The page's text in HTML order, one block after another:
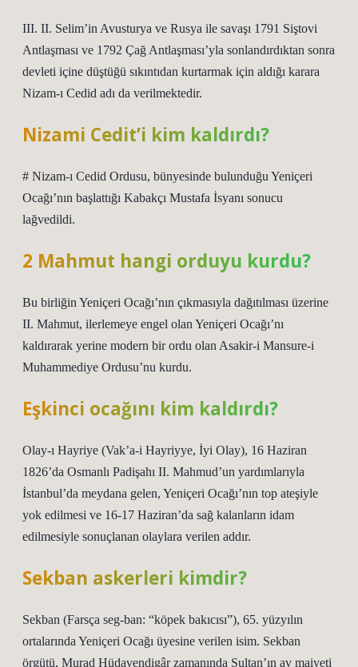
III. II. Selim’in Avusturya ve Rusya ile savaşı 1791 Siştovi
Antlaşması ve 1792 Çağ Antlaşması’yla sonlandırdıktan sonra
devleti içine düştüğü sıkıntıdan kurtarmak için aldığı karara
Nizam-ı Cedid adı da verilmektedir.
Nizami Cedit’i kim kaldırdı?
# Nizam-ı Cedid Ordusu, bünyesinde bulunduğu Yeniçeri
Ocağı’nın başlattığı Kabakçı Mustafa İsyanı sonucu
lağvedildi.
2 Mahmut hangi orduyu kurdu?
Bu birliğin Yeniçeri Ocağı’nın çıkmasıyla dağıtılması üzerine
II. Mahmut, ilerlemeye engel olan Yeniçeri Ocağı’nı
kaldırarak yerine modern bir ordu olan Asakir-i Mansure-i
Muhammediye Ordusu’nu kurdu.
Eşkinci ocağını kim kaldırdı?
Olay-ı Hayriye (Vak’a-i Hayriyye, İyi Olay), 16 Haziran
1826’da Osmanlı Padişahı II. Mahmud’un yardımlarıyla
İstanbul’da meydana gelen, Yeniçeri Ocağı’nın top ateşiyle
yok edilmesi ve 16-17 Haziran’da sağ kalanların idam
edilmesiyle sonuçlanan olaylara verilen addır.
Sekban askerleri kimdir?
Sekban (Farsça seg-ban: “köpek bakıcısı”), 65. yüzyılın
ortalarında Yeniçeri Ocağı üyesine verilen isim. Sekban
örgütü, Murad Hüdavendigâr zamanında Sultan’ın av maiyeti